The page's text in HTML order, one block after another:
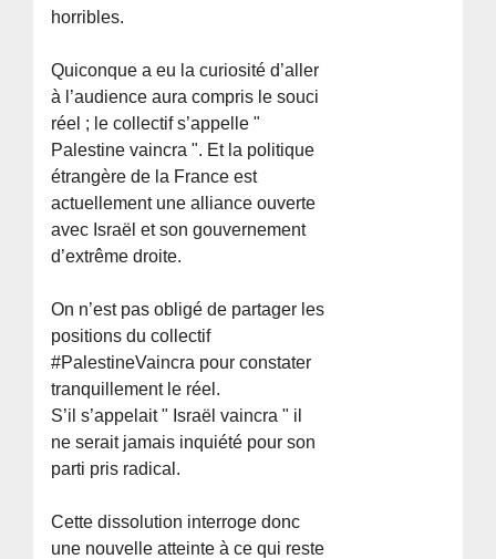
horribles.
Quiconque a eu la curiosité d’aller
à l’audience aura compris le souci
réel ; le collectif s’appelle "
Palestine vaincra ". Et la politique
étrangère de la France est
actuellement une alliance ouverte
avec Israël et son gouvernement
d’extrême droite.
On n’est pas obligé de partager les
positions du collectif
#PalestineVaincra pour constater
tranquillement le réel.
S’il s’appelait " Israël vaincra " il
ne serait jamais inquiété pour son
parti pris radical.
Cette dissolution interroge donc
une nouvelle atteinte à ce qui reste